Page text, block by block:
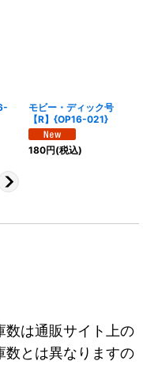
モビー・ディック号
【R】{OP16-021}
180円(税込)
数は通販サイト上の
数とは異なりますの